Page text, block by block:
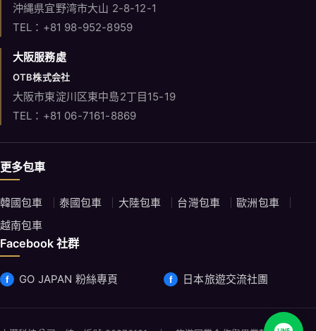
沖縄県宜野湾市大山 2-8-12-1
TEL：+81 98-952-8959
大阪服務處
OTB株式会社
大阪市東淀川区東中島2丁目15-19
TEL：+81 06-7161-8869
更多包車
韓國包車 泰國包車 大陸包車 台灣包車
歐洲包車
越南包車
Facebook 社群
GO JAPAN 粉絲專頁 日本旅遊交流社團